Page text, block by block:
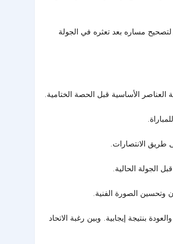
مساره بعد تعثره في الجولة
الأساسية قبل الحصة الختامية.
طريق الانتصارات.
وتحسين الصورة الفنية.
بنتيجة إيجابية. وبين رغبة الاتحاد